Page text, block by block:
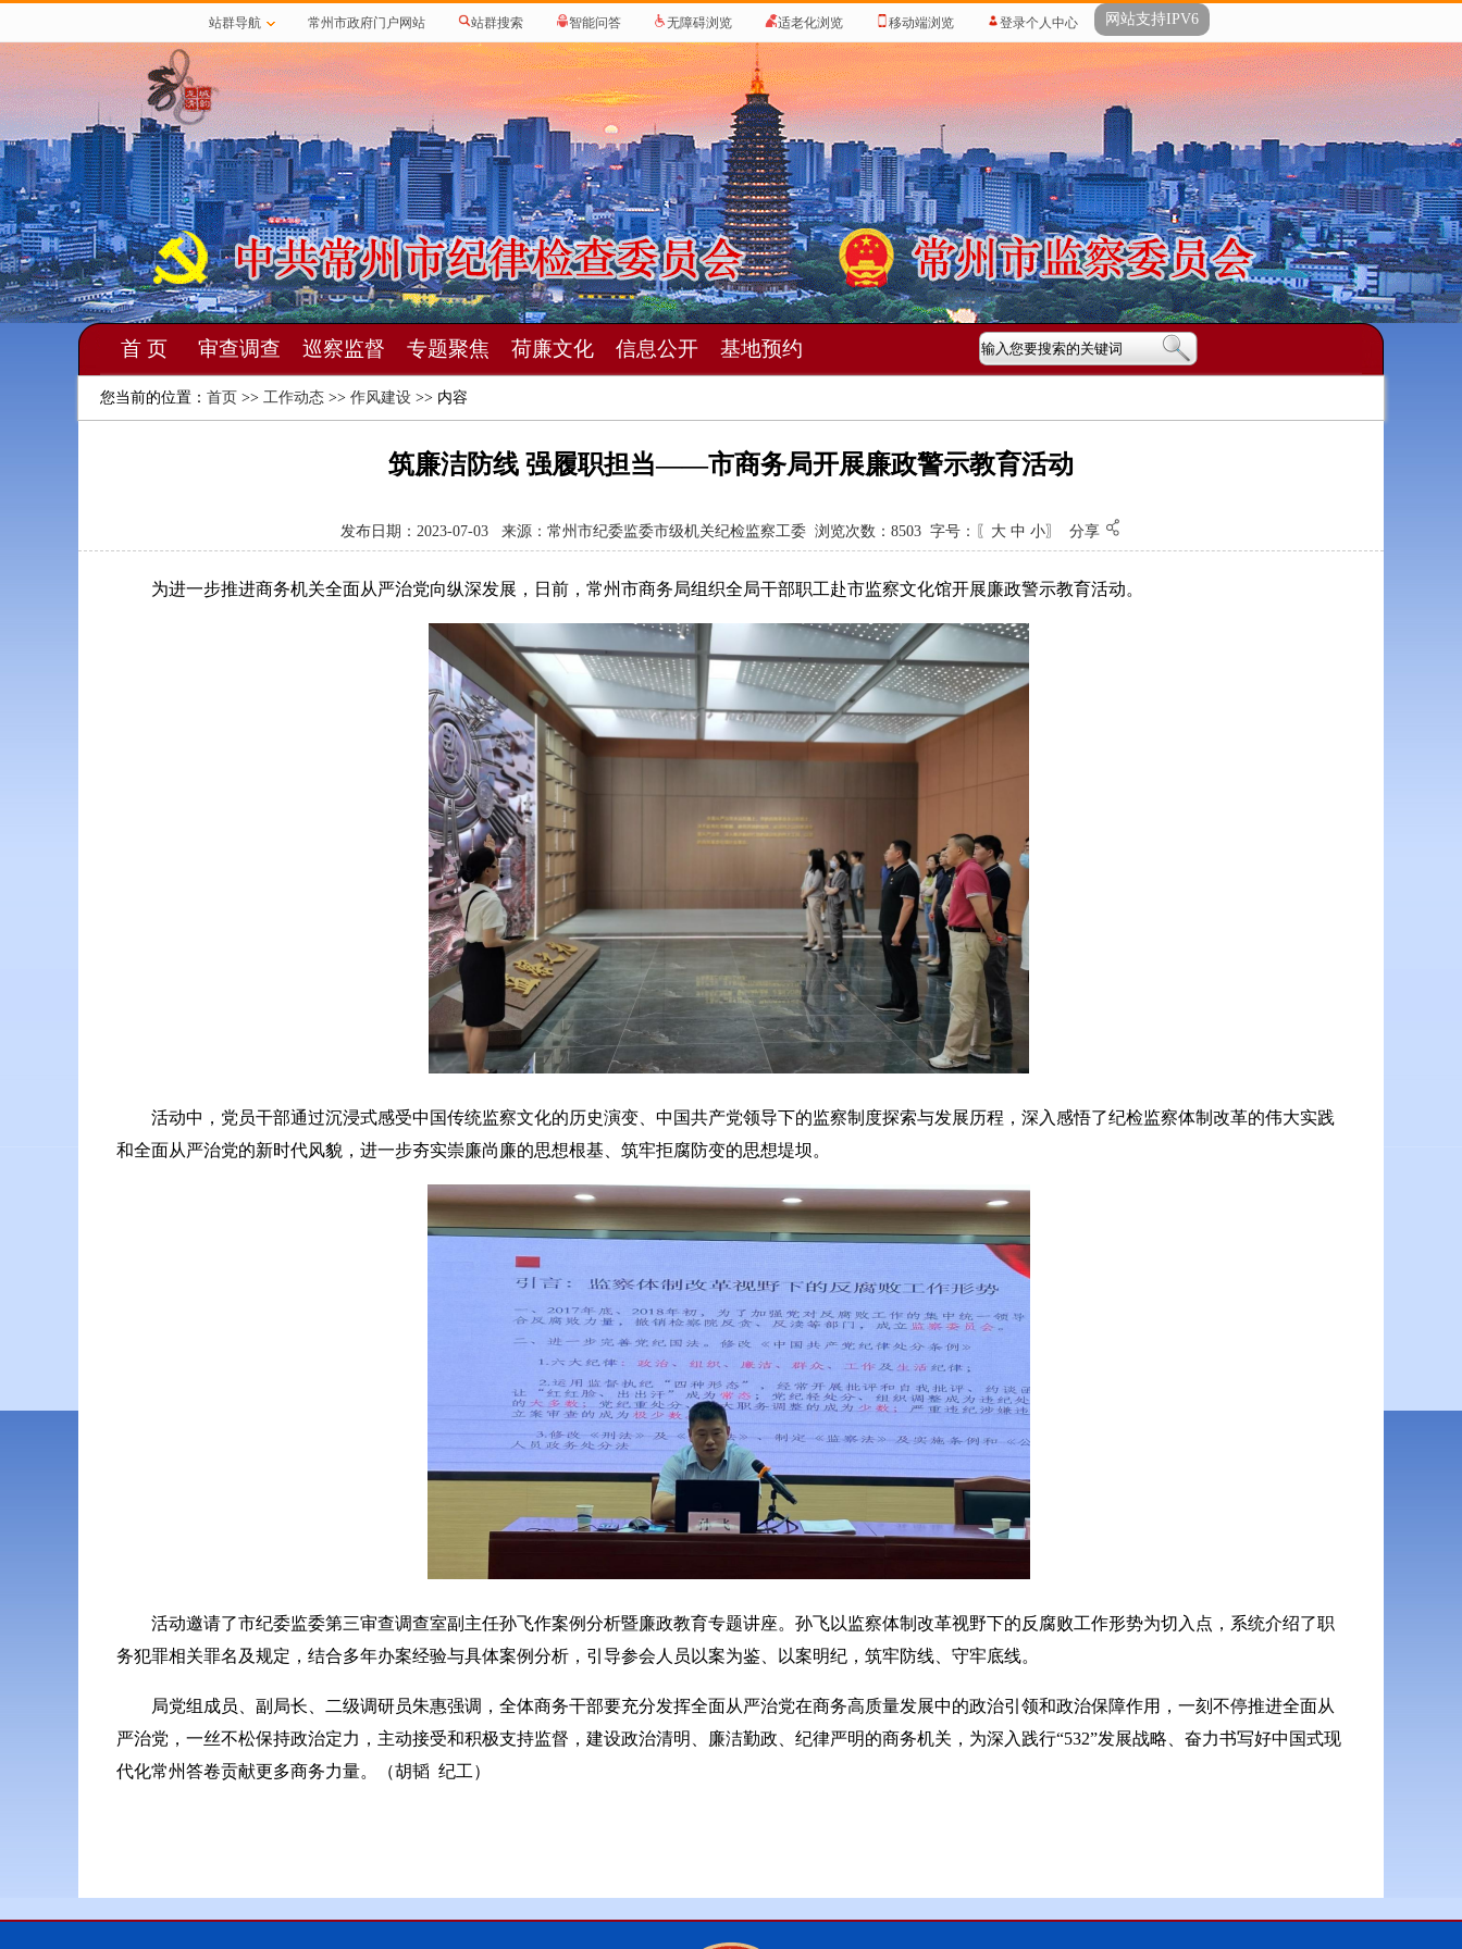
站群导航 常州市政府门户网站 站群搜索 智能问答 无障碍浏览 适老化浏览 移动端浏览 登录个人中心 网站支持IPV6
首 页 审查调查 巡察监督 专题聚焦 荷廉文化 信息公开 基地预约
您当前的位置： 首页 >> 工作动态 >> 作风建设 >> 内容
筑廉洁防线 强履职担当——市商务局开展廉政警示教育活动
发布日期：2023-07-03 来源：常州市纪委监委市级机关纪检监察工委 浏览次数： 8503 字号：〖 大 中 小〗 分享
为进一步推进商务机关全面从严治党向纵深发展，日前，常州市商务局组织全局干部职工赴市监察文化馆开展廉政警示教育活动。
活动中，党员干部通过沉浸式感受中国传统监察文化的历史演变、中国共产党领导下的监察制度探索与发展历程，深入感悟了纪检监察体制改革的伟大实践
和全面从严治党的新时代风貌，进一步夯实崇廉尚廉的思想根基、筑牢拒腐防变的思想堤坝。
活动邀请了市纪委监委第三审查调查室副主任孙飞作案例分析暨廉政教育专题讲座。孙飞以监察体制改革视野下的反腐败工作形势为切入点，系统介绍了职
务犯罪相关罪名及规定，结合多年办案经验与具体案例分析，引导参会人员以案为鉴、以案明纪，筑牢防线、守牢底线。
局党组成员、副局长、二级调研员朱惠强调，全体商务干部要充分发挥全面从严治党在商务高质量发展中的政治引领和政治保障作用，一刻不停推进全面从
严治党，一丝不松保持政治定力，主动接受和积极支持监督，建设政治清明、廉洁勤政、纪律严明的商务机关，为深入践行“532”发展战略、奋力书写好中国式现
代化常州答卷贡献更多商务力量。（胡韬 纪工）